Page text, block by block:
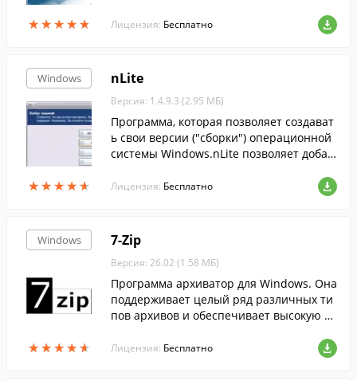
★★★★★
★★★★★
унды.
Лицензия: Бесплатно
Windows
★★★★★
★★★★★
nLite
Версия: 1.4.9.3 (2.95 МБ)
Программа, которая позволяет создават
ь свои версии ("сборки") операционной
системы Windows.nLite позволяет добав
тв, обновления системы, темы оформле
Лицензия: Бесплатно
Windows
★★★★★
★★★★★
7-Zip
Версия: 26.02 (1.58 МБ)
Программа архиватор для Windows. Она
поддерживает целый ряд различных ти
пов архивов и обеспечивает высокую ст
Лицензия: Бесплатно